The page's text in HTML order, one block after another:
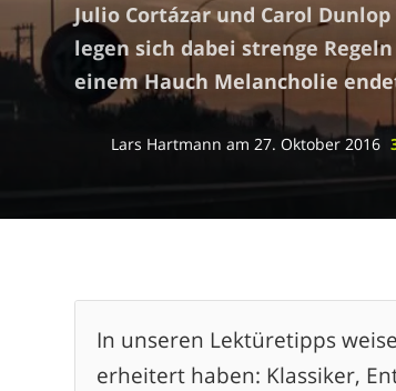
Julio Cortázar und Carol
legen sich dabei strenge
einem Hauch Melancholie
Lars Hartmannam 27. Oktober 2016
In unseren Lektüretipps
erheitert haben: Klassiker,